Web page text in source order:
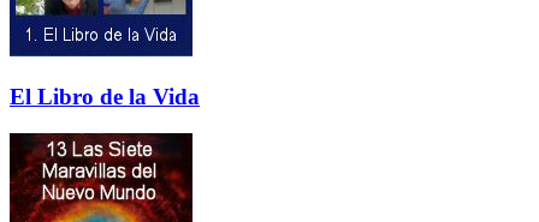
El Libro de la Vida